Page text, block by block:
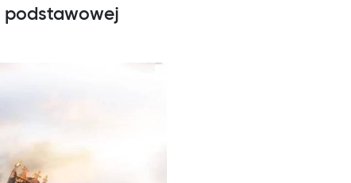
podstawowej